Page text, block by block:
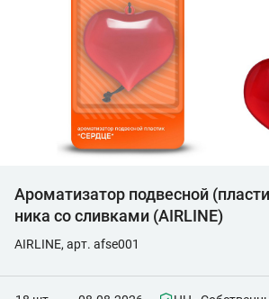
Ароматизатор подвесной
ника со сливками (AIRLINE)
AIRLINE, арт. afse001